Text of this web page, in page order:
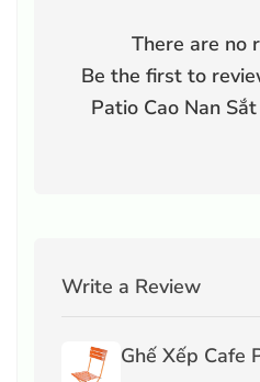
There are no
Be the first to
Patio Cao Nan
Write a Review
Ghế Xếp Cafe